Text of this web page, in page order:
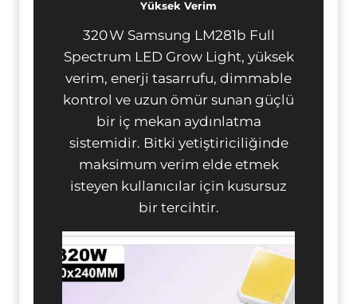
Yüksek Verim
320 W Samsung LM281b Full
Spectrum LED Grow Light, yüksek
verim, enerji tasarrufu, dimmable
kontrol ve uzun ömür sunan güçlü
bir iç mekan aydınlatma
sistemidir. Bitki yetiştiriciliğinde
maksimum verim elde etmek
isteyen kullanıcılar için kusursuz
bir tercihtir.